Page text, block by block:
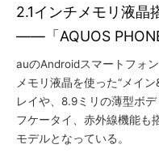
2.1インチメモリ液晶
――「AQUOS PHONE
auのAndroidスマートフォン
メモリ液晶を使った“メイ
レイや、8.9ミリの薄型ボ
フケータイ、赤外線機能も
モデルとなっている。